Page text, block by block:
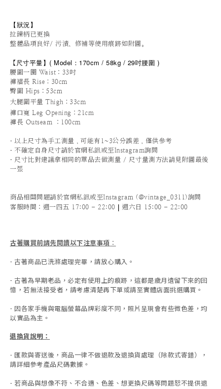
【狀況】
拉鍊柄已更換
整體品項良好/ 污漬、修補等使用痕跡如附圖。
【 尺寸平量】 ( Model：170cm / 58kg / 29吋腰圍 )
腰圍一圈 Waist：33吋
褲襠長 Rise ：30cm
臀圍 Hips ：53cm
大腿圍平量 Thigh：33cm
褲口寬 Leg Opening ：21cm
褲長 Outseam ：100cm
- 以上尺寸為手工測量，可能有1~3公分誤差，僅供參考
- 不確定自身尺寸請於官網私訊或至Instagram詢問
- 尺寸比對建議拿相同的單品去做測量 / 尺寸量測方法請見附圖最後
一張
商品相關問題請於官網私訊或至Instagram (@vintage_0311)詢問
客服時間 ：週一四五 17:00 - 22:00 | 週六日 15:00 - 22:00
古著購買前請先閱讀以下注意事項 ：
- 古著商品已洗滌處理完畢，請放心購入。
- 古著為早期老品，必定有使用上的痕跡，這都是歲月遺留下來的回
憶，若無法接受者，請考慮清楚再下單或請至實體店面挑選購買。
- 因各家手機與電腦螢幕品牌彩度不同，照片呈現會有些微色差，均
以實品為主。
退換貨說明：
- 匯款與寄送後，商品一律不做退款及退換貨處理（除款式寄錯），
請詳細參考產品尺碼數據 。
- 若商品與想像不符、不合適、色差、想更換尺碼等問題恕不提供退